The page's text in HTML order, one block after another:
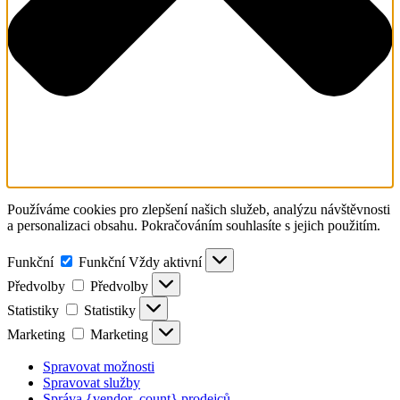
Používáme cookies pro zlepšení našich služeb, analýzu návštěvnosti
a personalizaci obsahu. Pokračováním souhlasíte s jejich použitím.
Funkční Funkční Vždy aktivní
Předvolby
Předvolby
Statistiky
Statistiky
Marketing
Marketing
Spravovat možnosti
Spravovat služby